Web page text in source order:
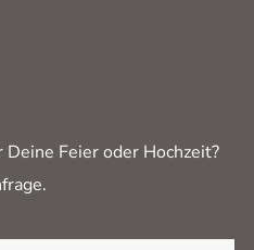
Feier oder Hochzeit?